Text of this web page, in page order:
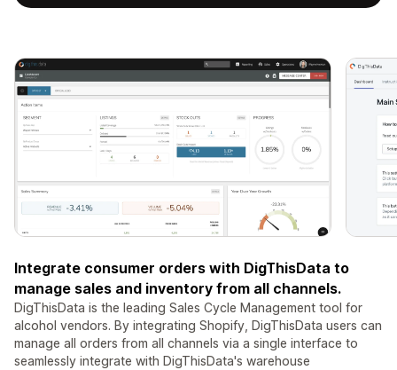
Integrate consumer orders with DigThisData to
manage sales and inventory from all channels.
DigThisData is the leading Sales Cycle Management tool for
alcohol vendors. By integrating Shopify, DigThisData users can
manage all orders from all channels via a single interface to
seamlessly integrate with DigThisData's warehouse